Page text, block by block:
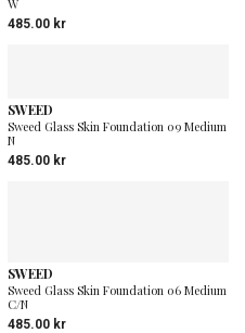
W
485.00 kr
SWEED
Sweed Glass Skin Foundation 09 Medium
N
485.00 kr
SWEED
Sweed Glass Skin Foundation 06 Medium
C/N
485.00 kr